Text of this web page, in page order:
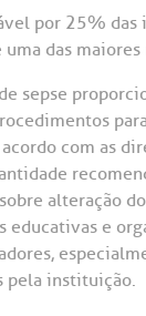
por 25%
das
sepse
com as
alteração
e
pela instituição.